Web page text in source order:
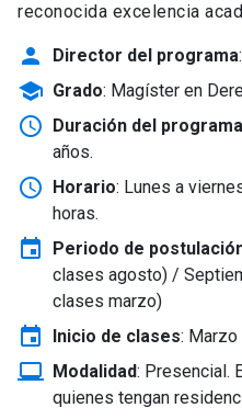
reconocida excelencia
person Director del programa
school Grado: Magíster en
schedule Duración del programa
años.
schedule Horario: Lunes a
horas.
event Periodo de
clases agosto) /
clases marzo)
event Inicio de clases: Marzo
laptop_windows Modalidad: Presencial.
quienes tengan